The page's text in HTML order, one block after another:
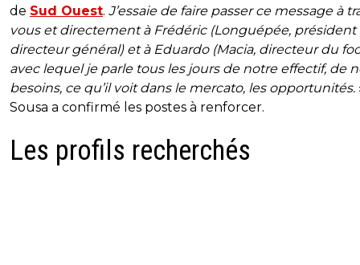
de Sud Ouest. J’essaie de faire passer ce message à
vous et directement à Frédéric (Longuépée, président
directeur général) et à Eduardo (Macia, directeur du
avec lequel je parle tous les jours de notre effectif, de
besoins, ce qu’il voit dans le mercato, les opportunités.
Sousa a confirmé les postes à renforcer.
Les profils recherchés